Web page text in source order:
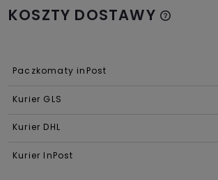
KOSZTY DOSTAWY
Paczkomaty inPost
Kurier GLS
Kurier DHL
Kurier InPost